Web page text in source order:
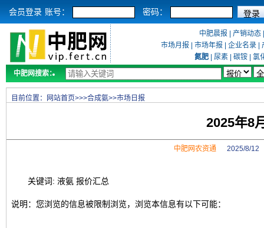
会员登录 账号： 密码：
中肥晨报 产销动态
市场月报
市场年报 企业名录
氮肥
尿素 碳铵
氯
中肥网搜索：
目前位置： 网站首页>>>合成氨>>市场日报
2025年8
中肥网农资通 2025/8/12
关键词: 液氨 报价汇总
说明：您浏览的信息被限制浏览，浏览本信息有以下可能：